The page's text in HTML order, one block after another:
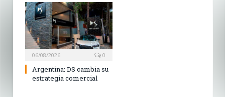
06/08/2026 0
Argentina: DS cambia su
estrategia comercial